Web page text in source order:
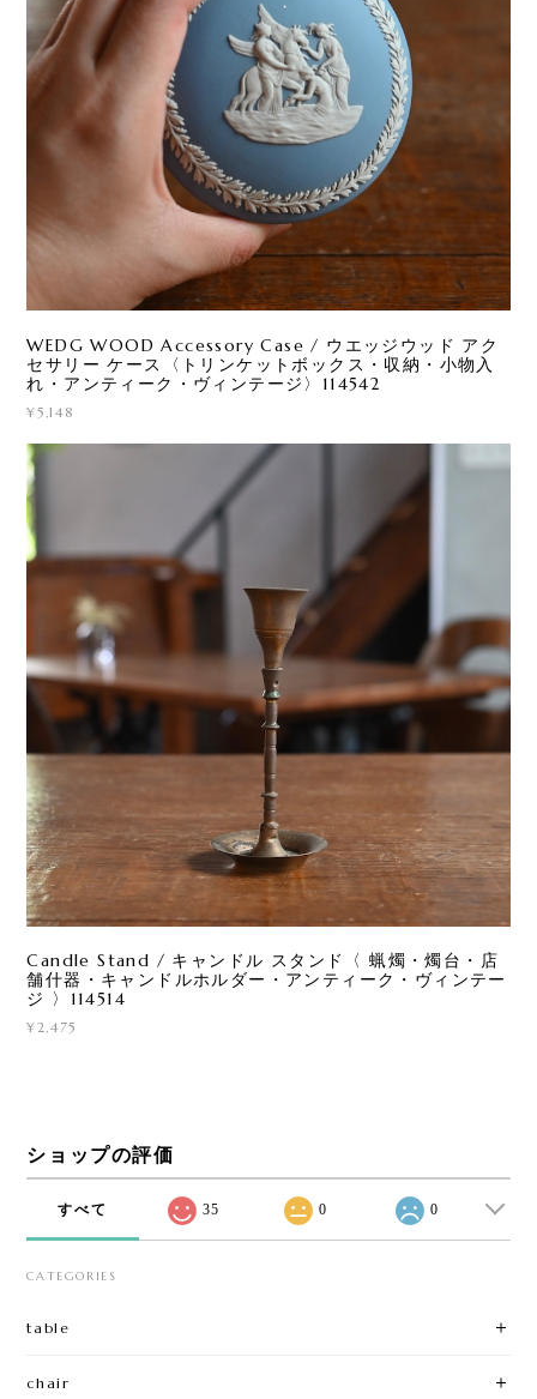
WEDG WOOD Accessory Case / ウエッジウッド アク
セサリー ケース〈トリンケットボックス・収納・小物入
れ・アンティーク・ヴィンテージ〉114542
¥5,148
Candle Stand / キャンドル スタンド〈 蝋燭・燭台・店
舗什器・キャンドルホルダー・アンティーク・ヴィンテー
ジ 〉114514
¥2,475
ショップの評価
すべて 35 0 0
CATEGORIES
table
chair